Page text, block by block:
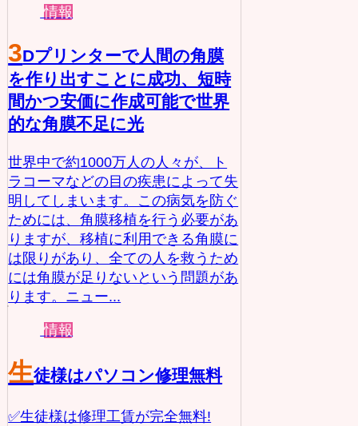
情報
3Dプリンターで人間の角膜
を作り出すことに成功、短時
間かつ安価に作成可能で世界
的な角膜不足に光
世界中で約1000万人の人々が、ト
ラコーマなどの目の疾患によって失
明してしまいます。この病気を防ぐ
ためには、角膜移植を行う必要があ
りますが、移植に利用できる角膜に
は限りがあり、全ての人を救うため
には角膜が足りないという問題があ
ります。ニュー...
情報
生徒様はパソコン修理無料
✅生徒様は修理工賃が完全無料!